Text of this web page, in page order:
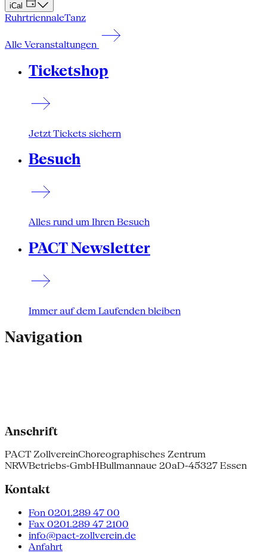
iCal
RuhrtriennaleTanz
Alle Veranstaltungen
Ticketshop
Jetzt Tickets sichern
Besuch
Alles rund um Ihren Besuch
PACT Newsletter
Immer auf dem Laufenden bleiben
Navigation
Anschrift
PACT ZollvereinChoreographisches Zentrum
NRWBetriebs-GmbHBullmannaue 20aD-45327 Essen
Kontakt
Fon 0201.289 47 00
Fax 0201.289 47 2100
info@pact-zollverein.de
Anfahrt